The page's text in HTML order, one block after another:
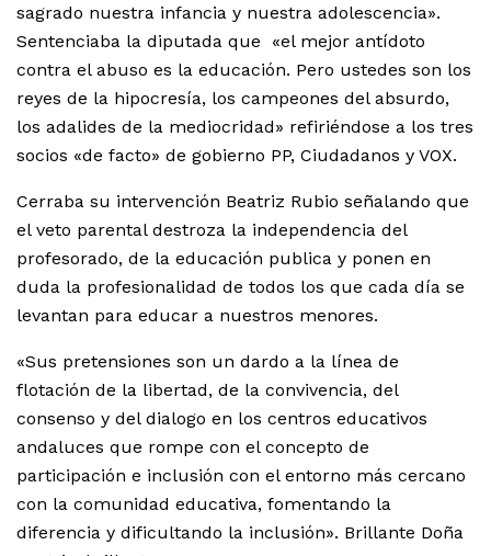
sagrado nuestra infancia y nuestra adolescencia».
Sentenciaba la diputada que «el mejor antídoto
contra el abuso es la educación. Pero ustedes son los
reyes de la hipocresía, los campeones del absurdo,
los adalides de la mediocridad» refiriéndose a los tres
socios «de facto» de gobierno PP, Ciudadanos y VOX.
Cerraba su intervención Beatriz Rubio señalando que
el veto parental destroza la independencia del
profesorado, de la educación publica y ponen en
duda la profesionalidad de todos los que cada día se
levantan para educar a nuestros menores.
«Sus pretensiones son un dardo a la línea de
flotación de la libertad, de la convivencia, del
consenso y del dialogo en los centros educativos
andaluces que rompe con el concepto de
participación e inclusión con el entorno más cercano
con la comunidad educativa, fomentando la
diferencia y dificultando la inclusión». Brillante Doña